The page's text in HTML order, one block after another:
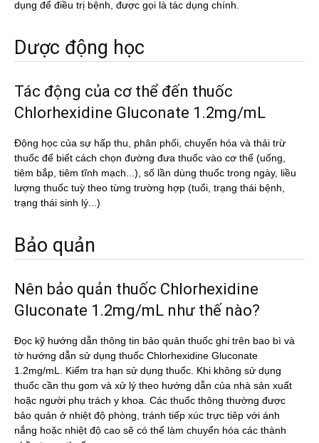
dụng để điều trị bệnh, được gọi là tác dụng chính.
Dược động học
Tác động của cơ thể đến thuốc
Chlorhexidine Gluconate 1.2mg/mL
Động học của sự hấp thu, phân phối, chuyển hóa và thải trừ
thuốc để biết cách chọn đường đưa thuốc vào cơ thể (uống,
tiêm bắp, tiêm tĩnh mạch...), số lần dùng thuốc trong ngày, liều
lượng thuốc tuỳ theo từng trường hợp (tuổi, trạng thái bệnh,
trạng thái sinh lý...)
Bảo quản
Nên bảo quản thuốc Chlorhexidine
Gluconate 1.2mg/mL như thế nào?
Đọc kỹ hướng dẫn thông tin bảo quản thuốc ghi trên bao bì và
tờ hướng dẫn sử dụng thuốc Chlorhexidine Gluconate
1.2mg/mL. Kiểm tra hạn sử dụng thuốc. Khi không sử dụng
thuốc cần thu gom và xử lý theo hướng dẫn của nhà sản xuất
hoặc người phụ trách y khoa. Các thuốc thông thường được
bảo quản ở nhiệt độ phòng, tránh tiếp xúc trực tiêp với ánh
nắng hoặc nhiệt độ cao sẽ có thể làm chuyển hóa các thành